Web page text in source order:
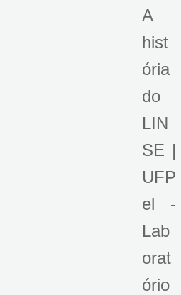
A
hist
ória
do
LIN
SE |
UFP
el -
Lab
orat
ório